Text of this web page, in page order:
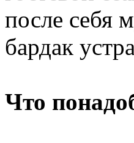
после себя
бардак
Что